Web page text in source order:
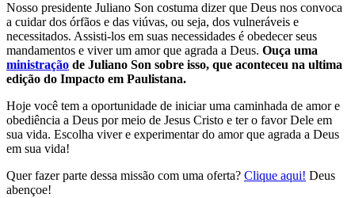
Nosso presidente Juliano Son costuma dizer que Deus nos convoca
a cuidar dos órfãos e das viúvas, ou seja, dos vulneráveis e
necessitados. Assisti-los em suas necessidades é obedecer seus
mandamentos e viver um amor que agrada a Deus. Ouça uma
ministração de Juliano Son sobre isso, que aconteceu na ultima
edição do Impacto em Paulistana.
Hoje você tem a oportunidade de iniciar uma caminhada de amor e
obediência a Deus por meio de Jesus Cristo e ter o favor Dele em
sua vida. Escolha viver e experimentar do amor que agrada a Deus
em sua vida!
Quer fazer parte dessa missão com uma oferta? Clique aqui! Deus
abençoe!